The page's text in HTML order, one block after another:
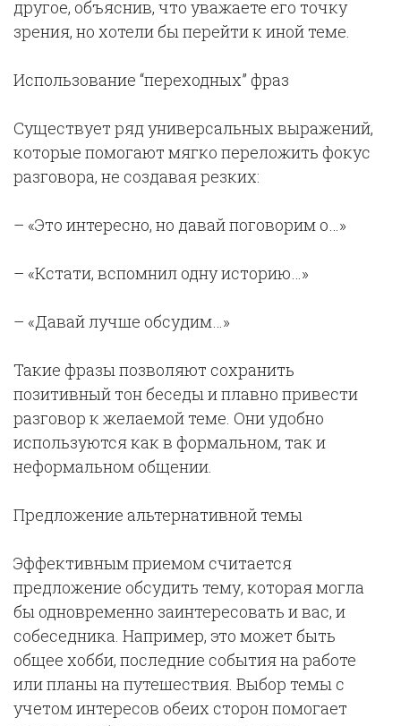
другое, объяснив, что уважаете его точку
зрения, но хотели бы перейти к иной теме.
Использование “переходных” фраз
Существует ряд универсальных выражений,
которые помогают мягко переложить фокус
разговора, не создавая резких:
– «Это интересно, но давай поговорим о…»
– «Кстати, вспомнил одну историю…»
– «Давай лучше обсудим…»
Такие фразы позволяют сохранить
позитивный тон беседы и плавно привести
разговор к желаемой теме. Они удобно
используются как в формальном, так и
неформальном общении.
Предложение альтернативной темы
Эффективным приемом считается
предложение обсудить тему, которая могла
бы одновременно заинтересовать и вас, и
собеседника. Например, это может быть
общее хобби, последние события на работе
или планы на путешествия. Выбор темы с
учетом интересов обеих сторон помогает